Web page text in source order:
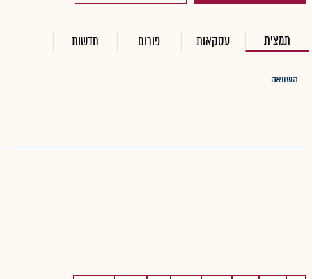
תמצית עסקאות פורום חדשות
השוואה